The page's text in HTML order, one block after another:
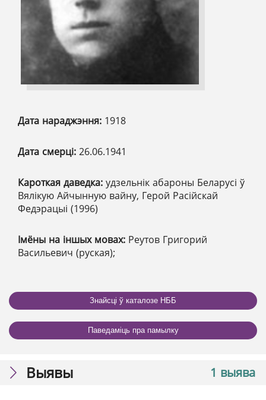
Дата нараджэння: 1918
Дата смерці: 26.06.1941
Кароткая даведка: удзельнік абароны Беларусі ў
Вялікую Айчынную вайну, Герой Расійскай
Федэрацыі (1996)
Імёны на іншых мовах: Реутов Григорий
Васильевич (руская);
Знайсці ў каталозе НББ
Паведаміць пра памылку
1 выява
Выявы